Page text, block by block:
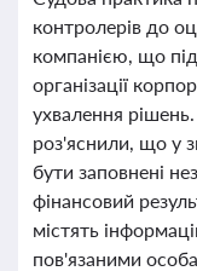
контролерів до
компанією, що
організації
ухвалення
роз'яснили, що у
бути заповнені
фінансовий
містять
пов'язаними